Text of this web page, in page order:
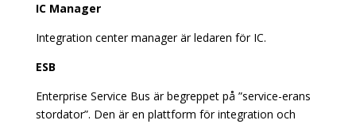
IC Manager
Integration center manager är ledaren för IC.
ESB
Enterprise Service Bus är begreppet på ”service-erans
stordator”. Den är en plattform för integration och